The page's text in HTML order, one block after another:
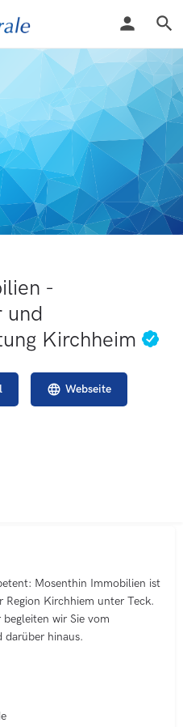
-
und
Kirchheim
Webseite
Mosenthin Immobilien ist
Kirchhiem unter Teck.
wir Sie vom
darüber hinaus.